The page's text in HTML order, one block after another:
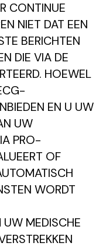
CONTINUE
NIET DAT EEN
BERICHTEN
DIE VIA DE
HOEWEL
EN U UW
UW
PRO-
OF
WORDT
MEDISCHE